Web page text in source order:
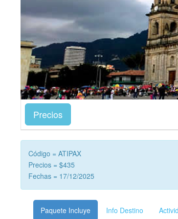
Precios
Código = ATIPAX
Precios = $435
Fechas = 17/12/2025
Paquete Incluye Info Destino